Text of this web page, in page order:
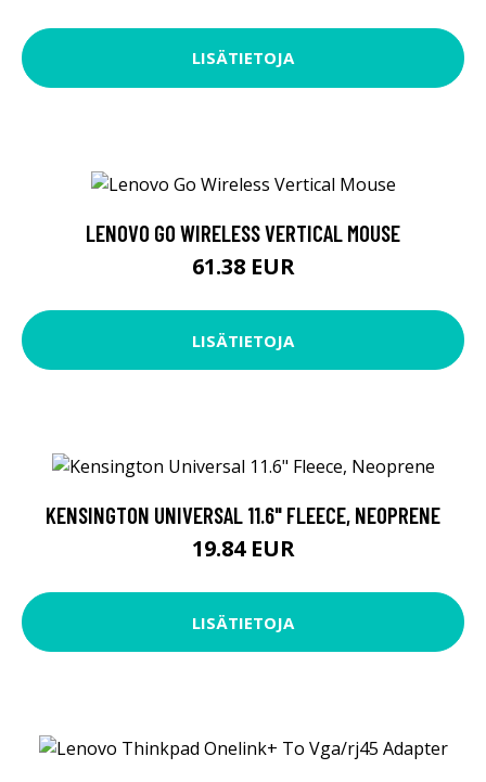
LISÄTIETOJA
LENOVO GO WIRELESS VERTICAL MOUSE
61.38 EUR
LISÄTIETOJA
KENSINGTON UNIVERSAL 11.6" FLEECE, NEOPRENE
19.84 EUR
LISÄTIETOJA